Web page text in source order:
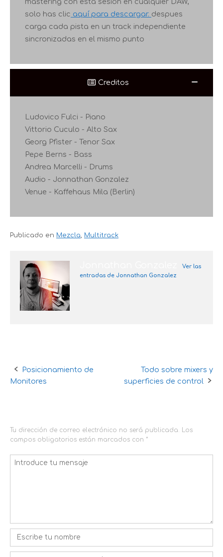
solo has clic aquí para descargar. despues
carga cada pista en un track independiente
sincronizadas en el mismo punto
Creditos
Ludovico Fulci - Piano
Vittorio Cuculo - Alto Sax
Georg Pfister - Tenor Sax
Pepe Berns - Bass
Andrea Marcelli - Drums
Audio - Jonnathan Gonzalez
Venue - Kaffehaus Mila (Berlin)
Publicado en Mezcla Multitrack
Ver las
entradas de Jonnathan Gonzalez
Navegación
entrada
Posicionamiento de
Monitores
Todo sobre mixers y
superficies de control
Tu dirección de correo electrónico no será publicada.
Los
campos obligatorios están marcados con *
Comentario
Nombre
*